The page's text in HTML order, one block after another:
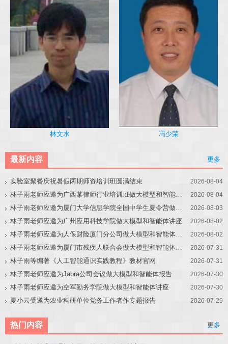
林文水 冯少荣
最新内容 更多
实验室聚餐庆祝暑假两期师资培训班圆满结束 2026-08-04
林子雨老师应邀为广西某律师行业培训班做大模型和智能体讲座 2026-08-04
林子雨老师应邀为厦门大学信息学院全国中学生夏令营做大模型讲座 2026-08-03
林子雨老师应邀为广州应用科技学院做大模型和智能体讲座 2026-08-02
林子雨老师应邀为人保财险厦门分公司做大模型和智能体讲座 2026-08-02
林子雨老师应邀为厦门市残疾人联合会做大模型和智能体讲座 2026-07-31
林子雨等编著《人工智能通识实践教程》教材官网 2026-07-31
林子雨老师应邀为Jabra公司会议做大模型和智能体报告 2026-07-30
林子雨老师应邀为空军勤务学院做大模型和智能体讲座 2026-07-30
夏小云受邀为农业科研单位党务工作者作专题报告 2026-07-29
热门内容 更多